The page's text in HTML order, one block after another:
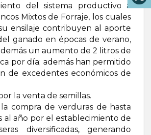
del sistema productivo a
Mixtos de Forraje, los cuales
ensilaje contribuyen al aporte
ganado en épocas de verano,
un aumento de 2 litros de
por día; además han permitido
de excedentes económicos de
la venta de semillas.
compra de verduras de hasta
al año por el establecimiento de
diversificadas, generando